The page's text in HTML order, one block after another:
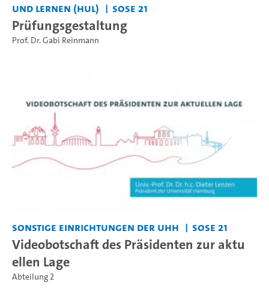
und Lernen (HUL)
SoSe 21
Prüfungsgestaltung
Prof. Dr. Gabi Reinmann
Sonstige Einrichtungen der UHH SoSe 21
Videobotschaft des Präsidenten zur aktu
ellen Lage
Abteilung 2